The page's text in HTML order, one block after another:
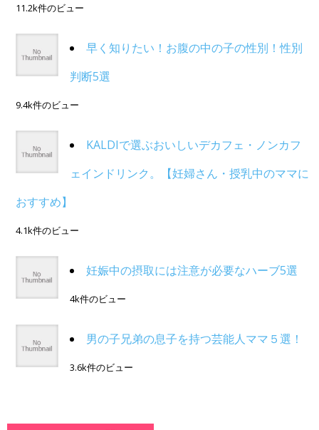
11.2k件のビュー
早く知りたい！お腹の中の子の性別！性別
判断5選
9.4k件のビュー
KALDIで選ぶおいしいデカフェ・ノンカフ
ェインドリンク。【妊婦さん・授乳中のママに
おすすめ】
4.1k件のビュー
妊娠中の摂取には注意が必要なハーブ5選
4k件のビュー
男の子兄弟の息子を持つ芸能人ママ５選！
3.6k件のビュー